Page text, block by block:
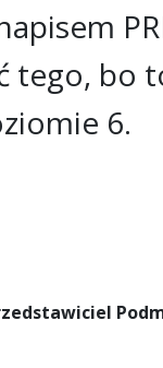
tego, bo
6.